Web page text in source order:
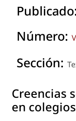
Número:
Sección:
Creencias
en